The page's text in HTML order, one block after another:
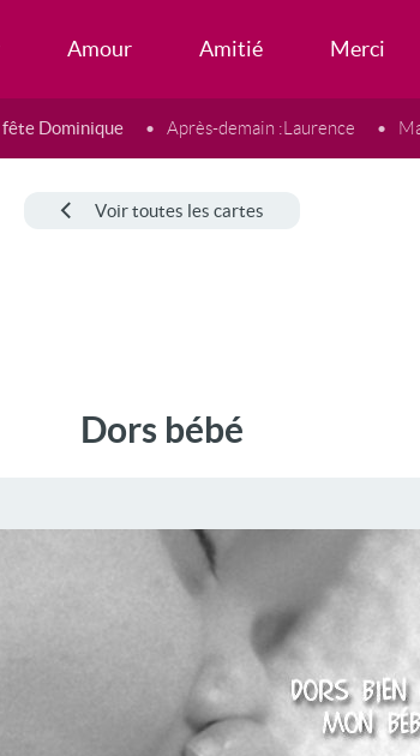
Amour Amitié Merci
fête Dominique Après-demain :Laurence
Voir toutes les cartes
Dors bébé